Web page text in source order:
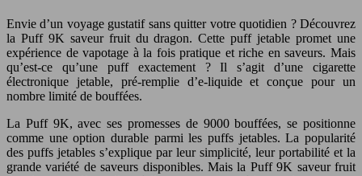
Envie d’un voyage gustatif sans quitter votre quotidien ? Découvrez
la Puff 9K saveur fruit du dragon. Cette puff jetable promet une
expérience de vapotage à la fois pratique et riche en saveurs. Mais
qu’est-ce qu’une puff exactement ? Il s’agit d’une cigarette
électronique jetable, pré-remplie d’e-liquide et conçue pour un
nombre limité de bouffées.
La Puff 9K, avec ses promesses de 9000 bouffées, se positionne
comme une option durable parmi les puffs jetables. La popularité
des puffs jetables s’explique par leur simplicité, leur portabilité et la
grande variété de saveurs disponibles. Mais la Puff 9K saveur fruit